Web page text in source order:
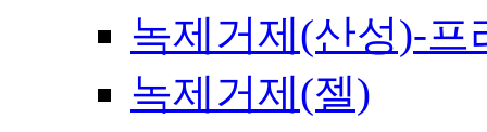
녹제거제(산성)-프
녹제거제(젤)